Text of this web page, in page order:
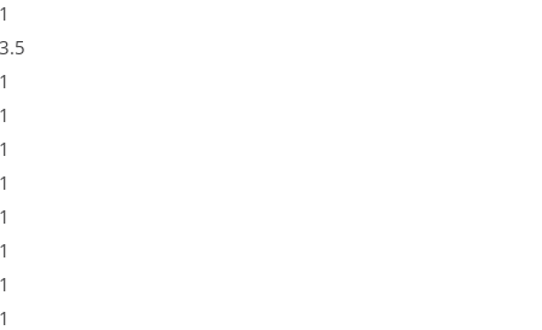
1
3.5
1
1
1
1
1
1
1
1